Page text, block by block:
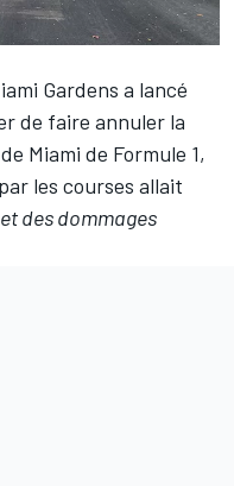
Gardens a lancé
de faire annuler la
Miami de Formule 1,
les courses allait
des dommages